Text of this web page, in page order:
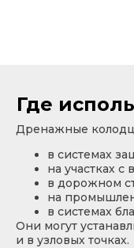
Дренажные
в системах
на участках
в дорожном
на
в системах
Они могут
и в узловых точках.
Где